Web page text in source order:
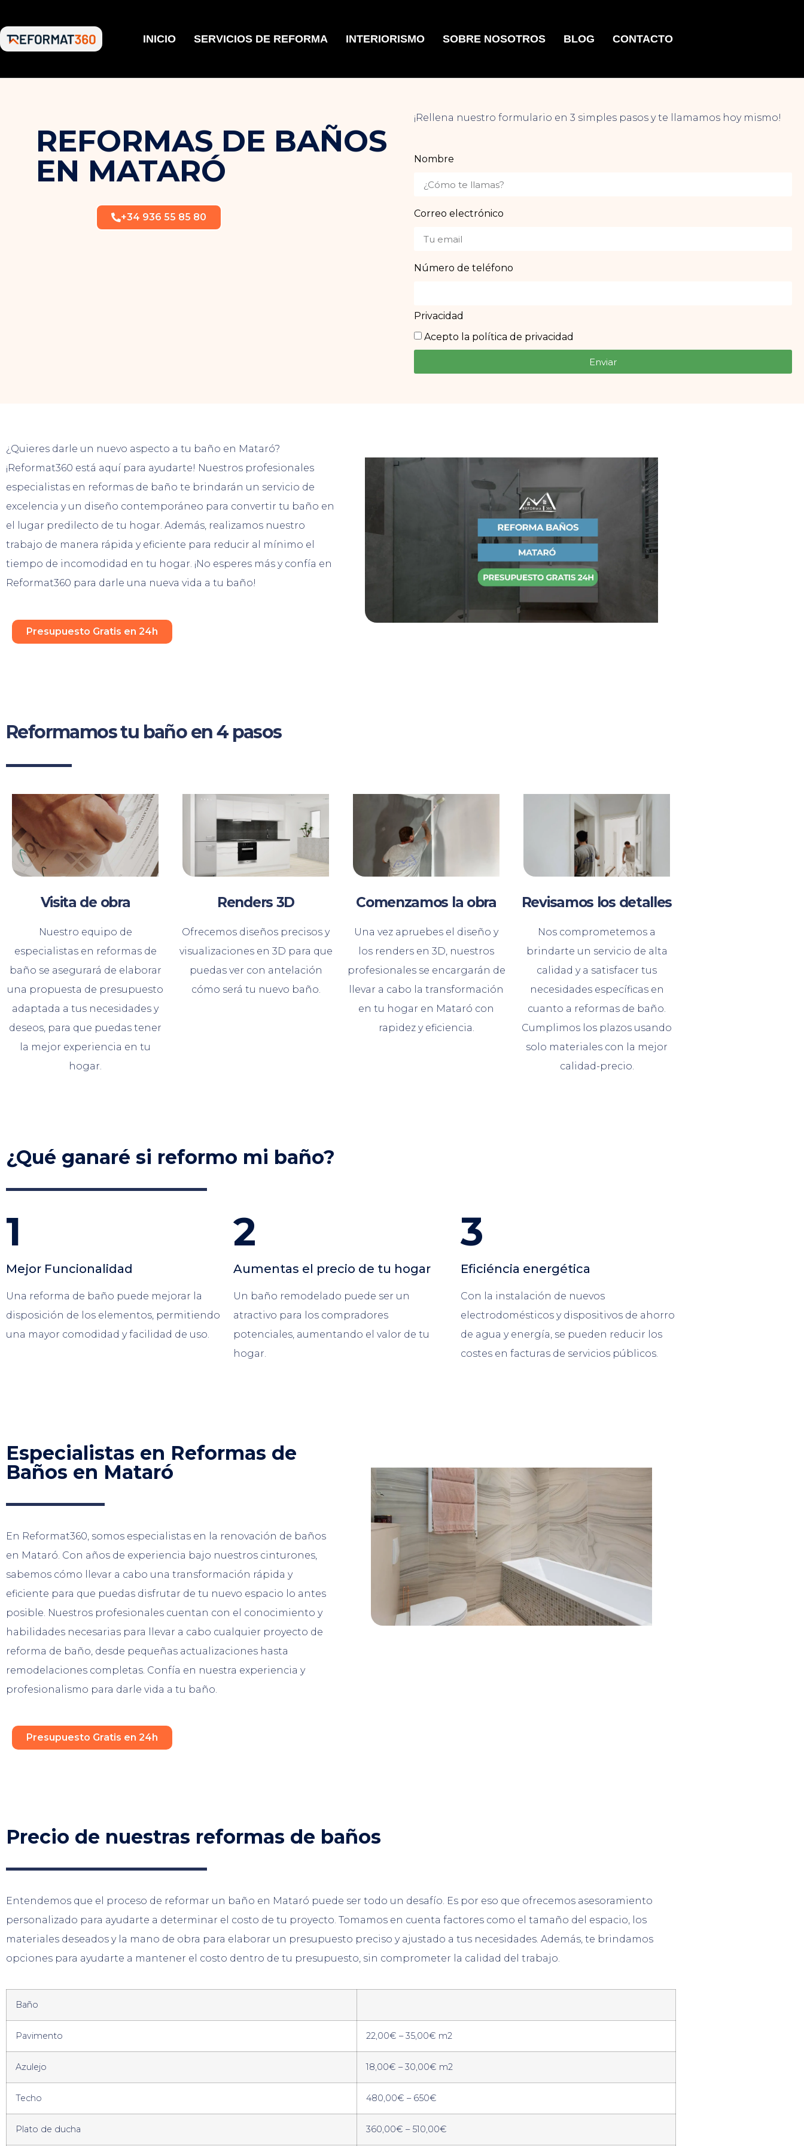
INICIO SERVICIOS DE REFORMA INTERIORISMO SOBRE NOSOTROS BLOG CONTACTO
REFORMAS DE BAÑOS
EN MATARÓ
+34 936 55 85 80
¡Rellena nuestro formulario en 3 simples pasos y te llamamos hoy mismo!
Nombre
Correo electrónico
Número de teléfono
Privacidad
Acepto la política de privacidad
Enviar
¿Quieres darle un nuevo aspecto a tu baño en Mataró?
¡Reformat360 está aquí para ayudarte! Nuestros profesionales
especialistas en reformas de baño te brindarán un servicio de
excelencia y un diseño contemporáneo para convertir tu baño en
el lugar predilecto de tu hogar. Además, realizamos nuestro
trabajo de manera rápida y eficiente para reducir al mínimo el
tiempo de incomodidad en tu hogar. ¡No esperes más y confía en
Reformat360 para darle una nueva vida a tu baño!
Presupuesto Gratis en 24h
Reformamos tu baño en 4 pasos
Visita de obra
Nuestro equipo de
especialistas en reformas de
baño se asegurará de elaborar
una propuesta de presupuesto
adaptada a tus necesidades y
deseos, para que puedas tener
la mejor experiencia en tu
hogar.
Renders 3D
Ofrecemos diseños precisos y
visualizaciones en 3D para que
puedas ver con antelación
cómo será tu nuevo baño.
Comenzamos la obra
Una vez apruebes el diseño y
los renders en 3D, nuestros
profesionales se encargarán de
llevar a cabo la transformación
en tu hogar en Mataró con
rapidez y eficiencia.
Revisamos los detalles
Nos comprometemos a
brindarte un servicio de alta
calidad y a satisfacer tus
necesidades específicas en
cuanto a reformas de baño.
Cumplimos los plazos usando
solo materiales con la mejor
calidad-precio.
¿Qué ganaré si reformo mi baño?
1
Mejor Funcionalidad
Una reforma de baño puede mejorar la
disposición de los elementos, permitiendo
una mayor comodidad y facilidad de uso.
2
Aumentas el precio de tu hogar
Un baño remodelado puede ser un
atractivo para los compradores
potenciales, aumentando el valor de tu
hogar.
3
Eficiéncia energética
Con la instalación de nuevos
electrodomésticos y dispositivos de ahorro
de agua y energía, se pueden reducir los
costes en facturas de servicios públicos.
Especialistas en Reformas de
Baños en Mataró
En Reformat360, somos especialistas en la renovación de baños
en Mataró. Con años de experiencia bajo nuestros cinturones,
sabemos cómo llevar a cabo una transformación rápida y
eficiente para que puedas disfrutar de tu nuevo espacio lo antes
posible. Nuestros profesionales cuentan con el conocimiento y
habilidades necesarias para llevar a cabo cualquier proyecto de
reforma de baño, desde pequeñas actualizaciones hasta
remodelaciones completas. Confía en nuestra experiencia y
profesionalismo para darle vida a tu baño.
Presupuesto Gratis en 24h
Precio de nuestras reformas de baños
Entendemos que el proceso de reformar un baño en Mataró puede ser todo un desafío. Es por eso que ofrecemos asesoramiento
personalizado para ayudarte a determinar el costo de tu proyecto. Tomamos en cuenta factores como el tamaño del espacio, los
materiales deseados y la mano de obra para elaborar un presupuesto preciso y ajustado a tus necesidades. Además, te brindamos
opciones para ayudarte a mantener el costo dentro de tu presupuesto, sin comprometer la calidad del trabajo.
Baño
Pavimento 22,00€ – 35,00€ m2
Azulejo 18,00€ – 30,00€ m2
Techo 480,00€ – 650€
Plato de ducha 360,00€ – 510,00€